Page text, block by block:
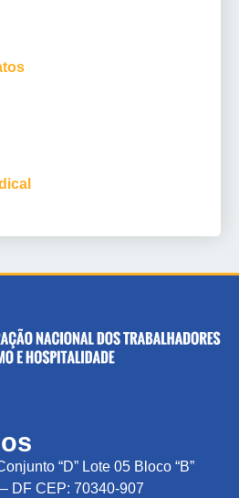
“D” Lote 05 Bloco “B”
DF CEP: 70340-907